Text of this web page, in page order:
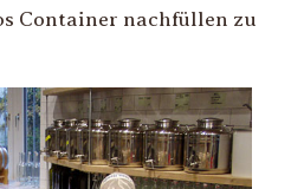
Container nachfüllen zu